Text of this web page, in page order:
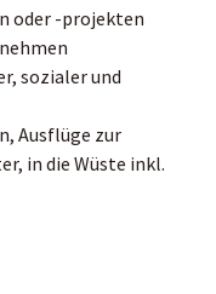
oder -projekten
sozialer und
Ausflüge zur
in die Wüste inkl.